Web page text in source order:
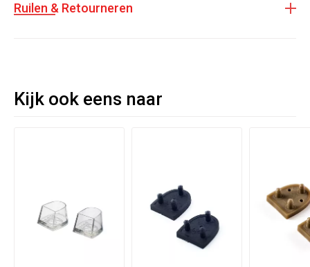
Ruilen & Retourneren
Kijk ook eens naar